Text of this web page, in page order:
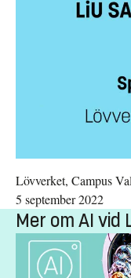
Lövverket, Campus
5 september 2022
Mer om AI vid